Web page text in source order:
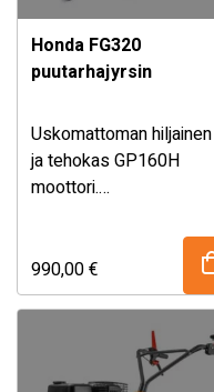
johon voi yhdistää
laitteeseen tarkoitettuja
Honda FG320
puutarhajyrsin
Uskomattoman hiljainen
ja tehokas GP160H
moottori.
puutarhurin työkavereita
vuodesta toiseen.
990,00€